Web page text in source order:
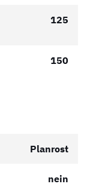
125
150
Planrost
nein